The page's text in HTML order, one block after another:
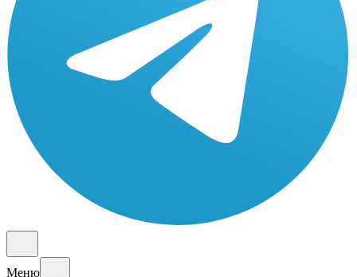
Меню